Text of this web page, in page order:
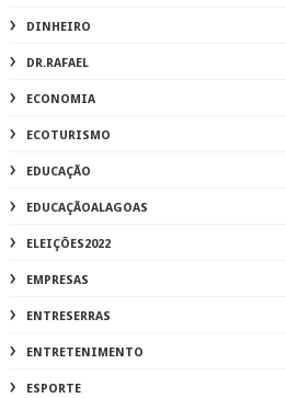
DINHEIRO
DR.RAFAEL
ECONOMIA
ECOTURISMO
EDUCAÇÃO
EDUCAÇÃOALAGOAS
ELEIÇÕES2022
EMPRESAS
ENTRESERRAS
ENTRETENIMENTO
ESPORTE